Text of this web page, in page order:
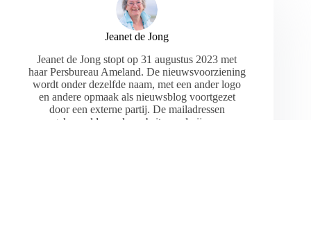
Jeanet de Jong
Jeanet de Jong stopt op 31 augustus 2023 met
haar Persbureau Ameland. De nieuwsvoorziening
wordt onder dezelfde naam, met een ander logo
en andere opmaak als nieuwsblog voortgezet
door een externe partij. De mailadressen
gekoppeld aan de website verdwijnen.